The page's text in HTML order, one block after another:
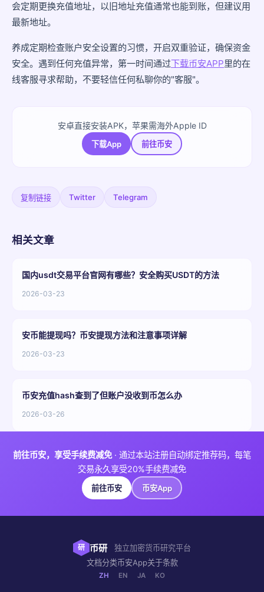
会定期更换充值地址，以旧地址充值通常也能到账，但建议用
最新地址。
养成定期检查账户安全设置的习惯，开启双重验证，确保资金
安全。遇到任何充值异常，第一时间通过下载币安APP里的在
线客服寻求帮助，不要轻信任何私聊你的"客服"。
安卓直接安装APK，苹果需海外Apple ID
下载App 前往币安
复制链接 Twitter Telegram
相关文章
国内usdt交易平台官网有哪些？安全购买USDT的方法
2026-03-23
安币能提现吗？币安提现方法和注意事项详解
2026-03-23
币安充值hash查到了但账户没收到币怎么办
2026-03-26
前往币安，享受手续费减免· 通过本站注册自动绑定推荐码，每笔
交易永久享受20%手续费减免
前往币安 币安App
研 币研
独立加密货币研究平台
文档分类币安App关于条款
ZH EN JA KO